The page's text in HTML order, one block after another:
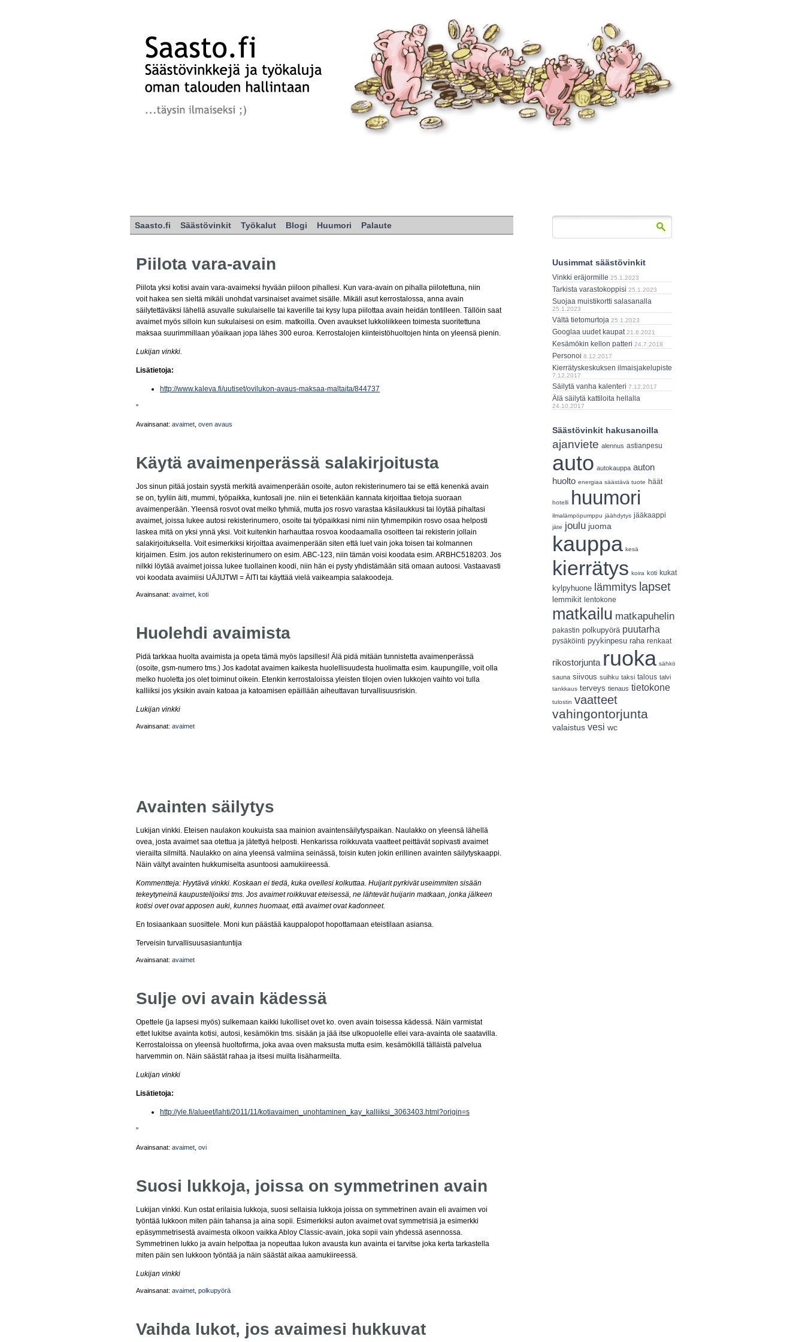
Saasto.fi Säästövinkit Työkalut Blogi Huumori Palaute
Piilota vara-avain
Piilota yksi kotisi avain vara-avaimeksi hyvään piiloon pihallesi. Kun vara-avain on pihalla piilotettuna, niin
voit hakea sen sieltä mikäli unohdat varsinaiset avaimet sisälle. Mikäli asut kerrostalossa, anna avain
säilytettäväksi lähellä asuvalle sukulaiselle tai kaverille tai kysy lupa piilottaa avain heidän tontilleen. Tällöin saat
avaimet myös silloin kun sukulaisesi on esim. matkoilla. Oven avaukset lukkoliikkeen toimesta suoritettuna
maksaa suurimmillaan yöaikaan jopa lähes 300 euroa. Kerrostalojen kiinteistöhuoltojen hinta on yleensä pienin.
Lukijan vinkki.
Lisätietoja:
http://www.kaleva.fi/uutiset/ovilukon-avaus-maksaa-maltaita/844737
”
Avainsanat: avaimet oven avaus
Käytä avaimenperässä salakirjoitusta
Jos sinun pitää jostain syystä merkitä avaimenperään osoite, auton rekisterinumero tai se että kenenkä avain
se on, tyyliin äiti, mummi, työpaikka, kuntosali jne. niin ei tietenkään kannata kirjoittaa tietoja suoraan
avaimenperään. Yleensä rosvot ovat melko tyhmiä, mutta jos rosvo varastaa käsilaukkusi tai löytää pihaltasi
avaimet, joissa lukee autosi rekisterinumero, osoite tai työpaikkasi nimi niin tyhmempikin rosvo osaa helposti
laskea mitä on yksi ynnä yksi. Voit kuitenkin harhauttaa rosvoa koodaamalla osoitteen tai rekisterin jollain
salakirjoituksella. Voit esimerkiksi kirjoittaa avaimenperään siten että luet vain joka toisen tai kolmannen
kirjaimen. Esim. jos auton rekisterinumero on esim. ABC-123, niin tämän voisi koodata esim. ARBHC518203. Jos
nilkki löytää avaimet joissa lukee tuollainen koodi, niin hän ei pysty yhdistämään sitä omaan autoosi. Vastaavasti
voi koodata avaimiisi UÄJIJTWI = ÄITI tai käyttää vielä vaikeampia salakoodeja.
Avainsanat: avaimet koti
Huolehdi avaimista
Pidä tarkkaa huolta avaimista ja opeta tämä myös lapsillesi! Älä pidä mitään tunnistetta avaimenperässä
(osoite, gsm-numero tms.) Jos kadotat avaimen kaikesta huolellisuudesta huolimatta esim. kaupungille, voit olla
melko huoletta jos olet toiminut oikein. Etenkin kerrostaloissa yleisten tilojen ovien lukkojen vaihto voi tulla
kalliiksi jos yksikin avain katoaa ja katoamisen epäillään aiheuttavan turvallisuusriskin.
Lukijan vinkki
Avainsanat: avaimet
Avainten säilytys
Lukijan vinkki. Eteisen naulakon koukuista saa mainion avaintensäilytyspaikan. Naulakko on yleensä lähellä
ovea, josta avaimet saa otettua ja jätettyä helposti. Henkarissa roikkuvata vaatteet peittävät sopivasti avaimet
vierailta silmiltä. Naulakko on aina yleensä valmiina seinässä, toisin kuten jokin erillinen avainten säilytyskaappi.
Näin vältyt avainten hukkumiselta asuntoosi aamukiireessä.
Kommentteja: Hyytävä vinkki. Koskaan ei tiedä, kuka ovellesi kolkuttaa. Huijarit pyrkivät useimmiten sisään
tekeytyneinä kaupustelijoiksi tms. Jos avaimet roikkuvat eteisessä, ne lähtevät huijarin matkaan, jonka jälkeen
kotisi ovet ovat apposen auki, kunnes huomaat, että avaimet ovat kadonneet.
En tosiaankaan suosittele. Moni kun päästää kauppalopot hopottamaan eteistilaan asiansa.
Terveisin turvallisuusasiantuntija
Avainsanat: avaimet
Sulje ovi avain kädessä
Opettele (ja lapsesi myös) sulkemaan kaikki lukolliset ovet ko. oven avain toisessa kädessä. Näin varmistat
ettet lukitse avainta kotisi, autosi, kesämökin tms. sisään ja jää itse ulkopuolelle ellei vara-avainta ole saatavilla.
Kerrostaloissa on yleensä huoltofirma, joka avaa oven maksusta mutta esim. kesämökillä tälläistä palvelua
harvemmin on. Näin säästät rahaa ja itsesi muilta lisäharmeilta.
Lukijan vinkki
Lisätietoja:
http://yle.fi/alueet/lahti/2011/11/kotiavaimen_unohtaminen_kay_kalliiksi_3063403.html?origin=s
”
Avainsanat: avaimet ovi
Suosi lukkoja, joissa on symmetrinen avain
Lukijan vinkki. Kun ostat erilaisia lukkoja, suosi sellaisia lukkoja joissa on symmetrinen avain eli avaimen voi
työntää lukkoon miten päin tahansa ja aina sopii. Esimerkiksi auton avaimet ovat symmetrisiä ja esimerkki
epäsymmetrisestä avaimesta olkoon vaikka Abloy Classic-avain, joka sopii vain yhdessä asennossa.
Symmetrinen lukko ja avain helpottaa ja nopeuttaa lukon avausta kun avainta ei tarvitse joka kerta tarkastella
miten päin sen lukkoon työntää ja näin säästät aikaa aamukiireessä.
Lukijan vinkki
Avainsanat: avaimet polkupyörä
Vaihda lukot, jos avaimesi hukkuvat
Uusimmat säästövinkit
Vinkki eräjormille 25.1.2023
Tarkista varastokoppisi 25.1.2023
Suojaa muistikortti salasanalla
25.1.2023
Vältä tietomurtoja 25.1.2023
Googlaa uudet kaupat 21.6.2021
Kesämökin kellon patteri 24.7.2018
Personoi 8.12.2017
Kierrätyskeskuksen ilmaisjakelupiste
7.12.2017
Säilytä vanha kalenteri 7.12.2017
Älä säilytä kattiloita hellalla
24.10.2017
Säästövinkit hakusanoilla
ajanviete alennus astianpesu
auto autokauppa auton
huolto energiaa säästävä tuote häät
hotelli huumori
ilmalämpöpumppu jäähdytys jääkaappi
jäte joulu juoma
kauppa kesä
kierrätys koira koti kukat
kylpyhuone lämmitys lapset
lemmikit lentokone
matkailu matkapuhelin
pakastin polkupyörä puutarha
pysäköinti pyykinpesu raha renkaat
rikostorjunta ruoka sähkö
sauna siivous suihku taksi talous talvi
tankkaus terveys tienaus tietokone
tulostin vaatteet
vahingontorjunta
valaistus vesi wc